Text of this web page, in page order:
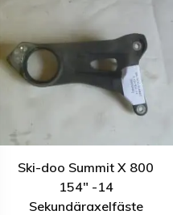
Ski-doo Summit X 800
154″ -14
Sekundäraxelfäste